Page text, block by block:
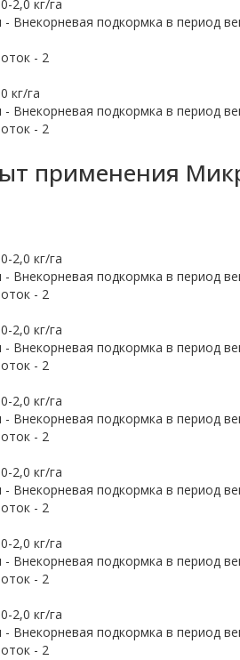
2,0 кг/га
Внекорневая подкормка в период
- 2
кг/га
Внекорневая подкормка в период
- 2
применения
2,0 кг/га
Внекорневая подкормка в период
- 2
2,0 кг/га
Внекорневая подкормка в период
- 2
2,0 кг/га
Внекорневая подкормка в период
- 2
2,0 кг/га
Внекорневая подкормка в период
- 2
2,0 кг/га
Внекорневая подкормка в период
- 2
2,0 кг/га
Внекорневая подкормка в период
- 2